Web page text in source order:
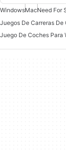
WindowsMacNeed For
Juego De Coches Para